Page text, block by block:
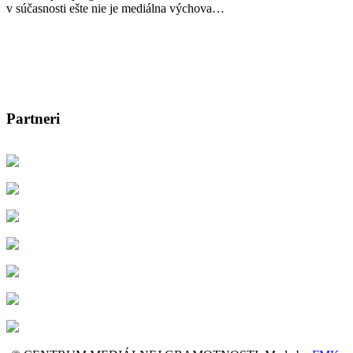
v súčasnosti ešte nie je mediálna výchova…
Partneri